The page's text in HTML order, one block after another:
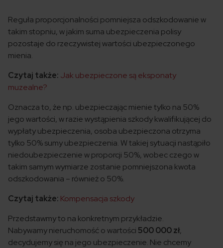
Reguła proporcjonalności pomniejsza odszkodowanie w
takim stopniu, w jakim suma ubezpieczenia polisy
pozostaje do rzeczywistej wartości ubezpieczonego
mienia.
Czytaj także: Jak ubezpieczone są eksponaty
muzealne?
Oznacza to, że np. ubezpieczając mienie tylko na 50%
jego wartości, w razie wystąpienia szkody kwalifikującej do
wypłaty ubezpieczenia, osoba ubezpieczona otrzyma
tylko 50% sumy ubezpieczenia. W takiej sytuacji nastąpiło
niedoubezpieczenie w proporcji 50%, wobec czego w
takim samym wymiarze zostanie pomniejszona kwota
odszkodowania – również o 50%.
Czytaj także: Kompensacja szkody
Przedstawmy to na konkretnym przykładzie.
Nabywamy nieruchomość o wartości 500 000 zł,
decydujemy się na jego ubezpieczenie. Nie chcemy